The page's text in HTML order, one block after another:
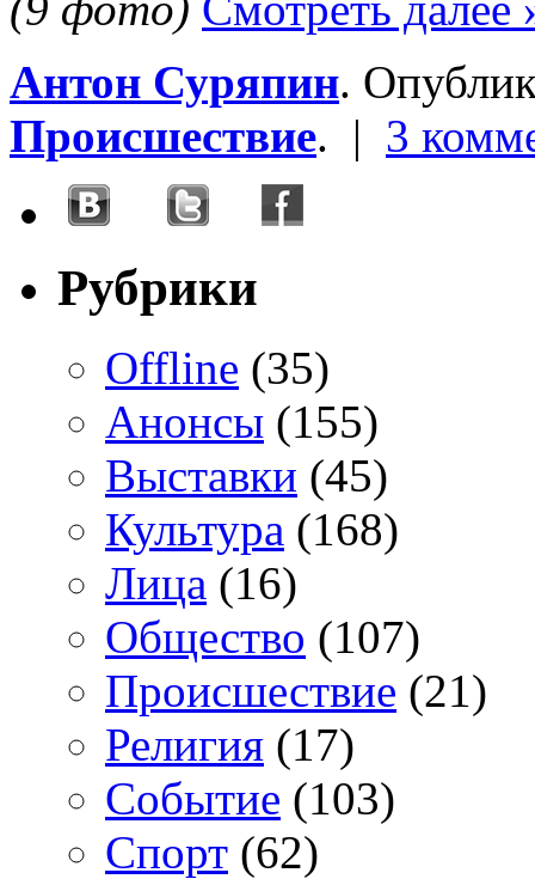
Антон Суряпин.
Происшествие. | 3
Рубрики
Offline (35)
Анонсы (155)
Выставки (45)
Культура (168)
Лица (16)
Общество (107)
Происшествие (21)
Религия (17)
Событие (103)
Спорт (62)